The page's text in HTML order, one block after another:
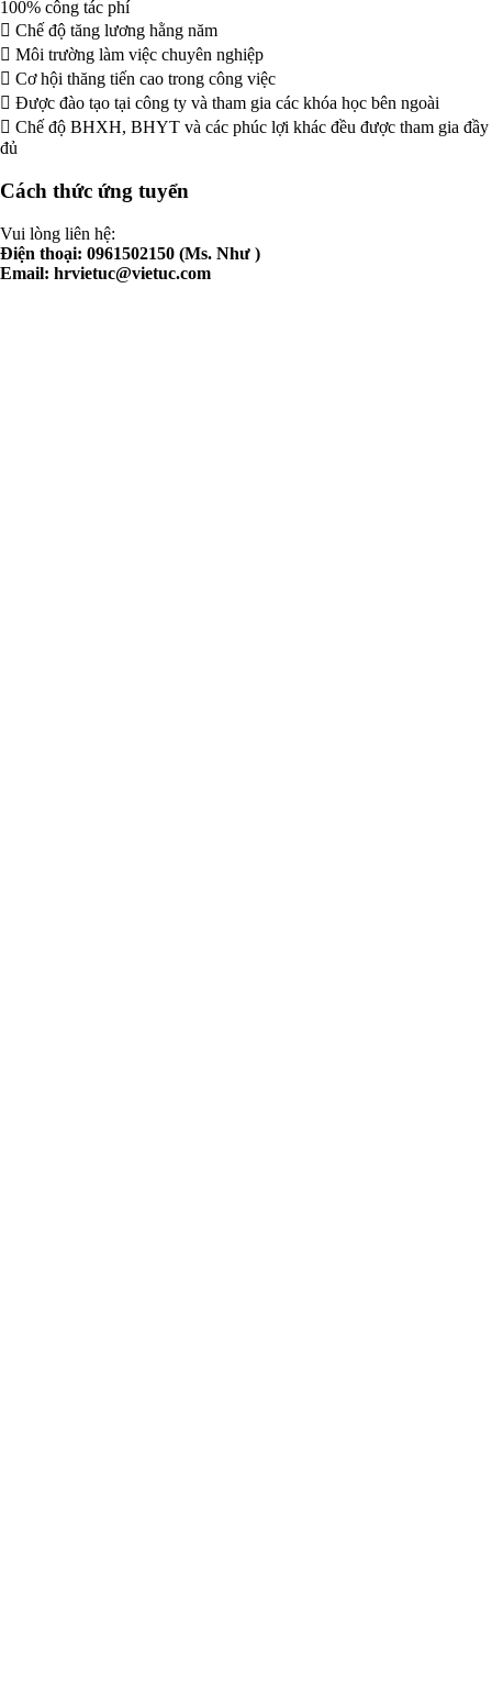
100% công tác phí
 Chế độ tăng lương hằng năm
 Môi trường làm việc chuyên nghiệp
 Cơ hội thăng tiến cao trong công việc
 Được đào tạo tại công ty và tham gia các khóa học bên ngoài
 Chế độ BHXH, BHYT và các phúc lợi khác đều được tham gia đầy
đủ
Cách thức ứng tuyển
Vui lòng liên hệ:
Điện thoại: 0961502150 (Ms. Như )
Email: hrvietuc@vietuc.com